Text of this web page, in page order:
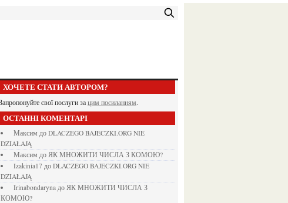
ХОЧЕТЕ СТАТИ АВТОРОМ?
Запропонуйте свої послуги за цим посиланням.
ОСТАННІ КОМЕНТАРІ
Максим до DLACZEGO BAJECZKI.ORG NIE
DZIAŁAJĄ
Максим до ЯК МНОЖИТИ ЧИСЛА З КОМОЮ?
izakinia17 до DLACZEGO BAJECZKI.ORG NIE
DZIAŁAJĄ
irinabondarynaдо ЯК МНОЖИТИ ЧИСЛА З
КОМОЮ?